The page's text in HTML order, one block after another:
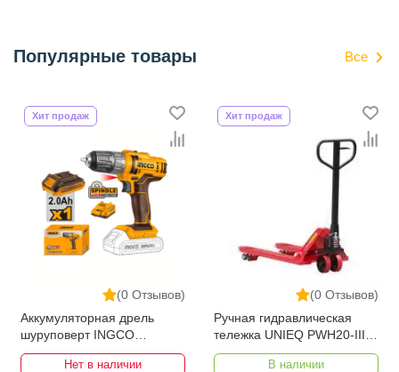
Популярные товары Все
(0 Отзывов)
Хит продаж
Аккумуляторная дрель
шуруповерт INGCO
CDLI200518
Нет в наличии
(0 Отзывов)
Хит продаж
Ручная гидравлическая
тележка UNIEQ PWH20-III
1150-550
В наличии